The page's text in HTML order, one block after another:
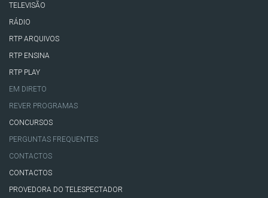
TELEVISÃO
RÁDIO
RTP ARQUIVOS
RTP ENSINA
RTP PLAY
EM DIRETO
REVER PROGRAMAS
CONCURSOS
PERGUNTAS FREQUENTES
CONTACTOS
CONTACTOS
PROVEDORA DO TELESPECTADOR